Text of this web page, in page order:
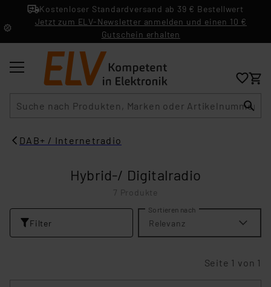
Kostenloser Standardversand ab 39 € Bestellwert
Jetzt zum ELV-Newsletter anmelden und einen 10 €
Gutschein erhalten
DAB+ / Internetradio
Hybrid-/ Digitalradio
7 Produkte
Filter
Sortieren nach
Relevanz
Seite 1 von 1